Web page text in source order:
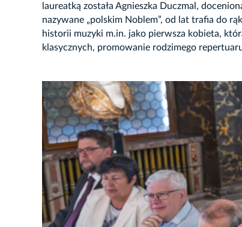
laureatką została Agnieszka Duczmal,
nazywane „polskim Noblem”, od lat trafia do
historii muzyki m.in. jako pierwsza kobieta,
klasycznych, promowanie rodzimego